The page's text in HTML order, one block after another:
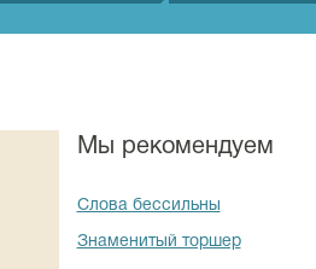
Мы рекомендуем
Слова бессильны
Знаменитый торшер